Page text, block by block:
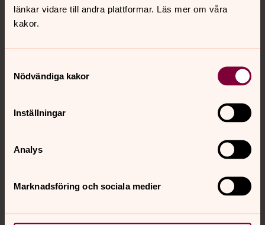
länkar vidare till andra plattformar. Läs mer om våra
kakor.
Nödvändiga kakor
Inställningar
Analys
Marknadsföring och sociala medier
Kalender
Hitta snabbt